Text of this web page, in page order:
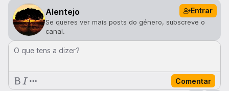
Alentejo Entrar
Se queres ver mais posts do género, subscreve o
canal.
O que tens a dizer?
Comentar